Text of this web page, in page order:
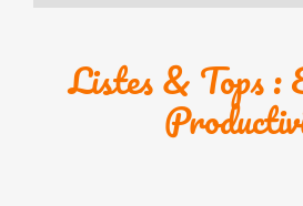
Listes & Tops :